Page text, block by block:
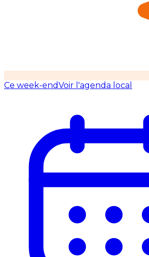
Ce week-endVoir l'agenda local